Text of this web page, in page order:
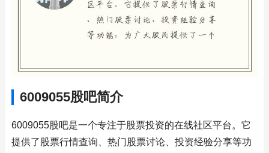
6009055股吧简介
6009055股吧是一个专注于股票投资的在线社区平台。它
提供了股票行情查询、热门股票讨论、投资经验分享等功